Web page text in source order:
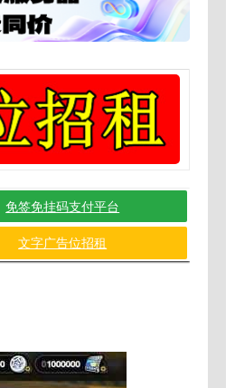
免签免挂码支付平台
文字广告位招租